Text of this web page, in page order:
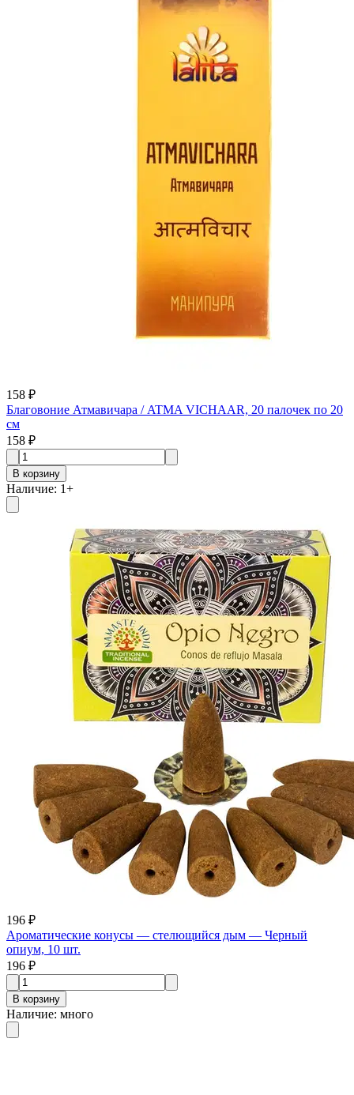
158 ₽
Благовоние Атмавичара / ATMA VICHAAR, 20 палочек по 20
см
158 ₽
В корзину
Наличие: 1+
196 ₽
Ароматические конусы — стелющийся дым — Черный
опиум, 10 шт.
196 ₽
В корзину
Наличие: много